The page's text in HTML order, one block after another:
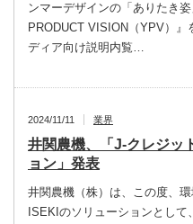
ンマーデザインの「ありたき
PRODUCT VISION（YPV）
ディア向け説明内覧…
2024/11/11 業界
井関農機、「J-クレジッ
ョン」発表
井関農機（株）は、この度、
ISEKIのソリューションとし